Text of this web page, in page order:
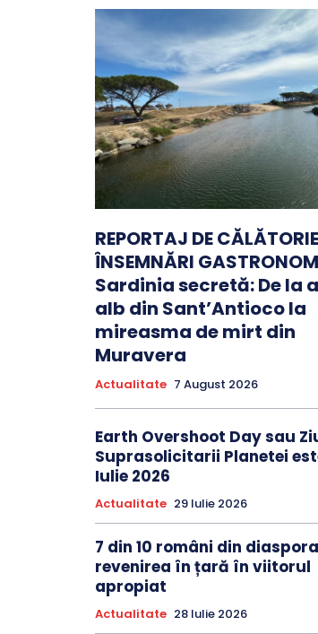
REPORTAJ DE
ÎNSEMNĂRI
Sardinia secretă: De la
alb din Sant’Antioco la
mireasma de mirt din
Muravera
Actualitate 7 August 2026
Earth Overshoot Day sau
Suprasolicitarii Planetei
Iulie 2026
Actualitate 29 Iulie 2026
7 din 10 români din
revenirea în țară în viitorul
apropiat
Actualitate 28 Iulie 2026